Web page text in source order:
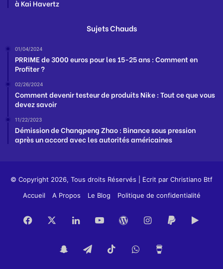
à Kai Havertz
Sujets Chauds
01/04/2024
PRRIME de 3000 euros pour les 15-25 ans : Comment en
Profiter ?
02/26/2024
Comment devenir testeur de produits Nike : Tout ce que vous
devez savoir
11/22/2023
Démission de Changpeng Zhao : Binance sous pression
après un accord avec les autorités américaines
© Copyright 2026, Tous droits Réservés | Ecrit par Christiano Btf
Accueil
A Propos Le Blog Politique de confidentialité
Facebook LinkedinYouTubeWordPress
Instagram
PayPal
SnapchatTelegramTikTokWhatsApp